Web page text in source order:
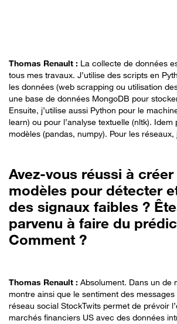
Thomas Renault : La collecte de données
tous mes travaux. J’utilise des scripts en
les données (web scrapping ou utilisation
une base de données MongoDB pour
Ensuite, j’utilise aussi Python pour le
learn) ou pour l’analyse textuelle (nltk).
modèles (pandas, numpy). Pour les réseaux,
Avez-vous réussi à
modèles pour détecter
des signaux faibles ?
parvenu à faire du
Comment ?
Thomas Renault : Absolument. Dans un de
montre ainsi que le sentiment des
réseau social StockTwits permet de prévoir
marchés financiers US avec des données